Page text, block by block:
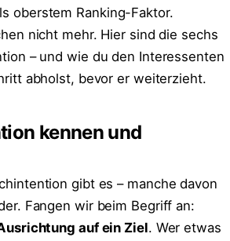
oberstem Ranking-Faktor.
nicht mehr. Hier sind die sechs
– und wie du den Interessenten
abholst, bevor er weiterzieht.
kennen und
gibt es – manche davon
Fangen wir beim Begriff an:
auf ein Ziel. Wer etwas